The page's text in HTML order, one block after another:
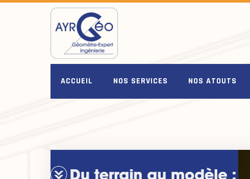
Skip
ACCUEIL NOS SERVICES NOS ATOUTS